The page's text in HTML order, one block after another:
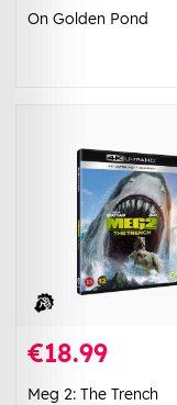
On Golden Pond
€18.99
Meg 2: The Trench